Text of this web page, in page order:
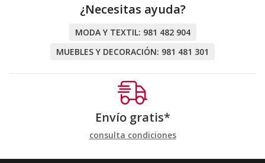
¿Necesitas ayuda?
MODA Y TEXTIL: 981 482 904
MUEBLES Y DECORACIÓN: 981 481 301
Envío gratis*
consulta condiciones